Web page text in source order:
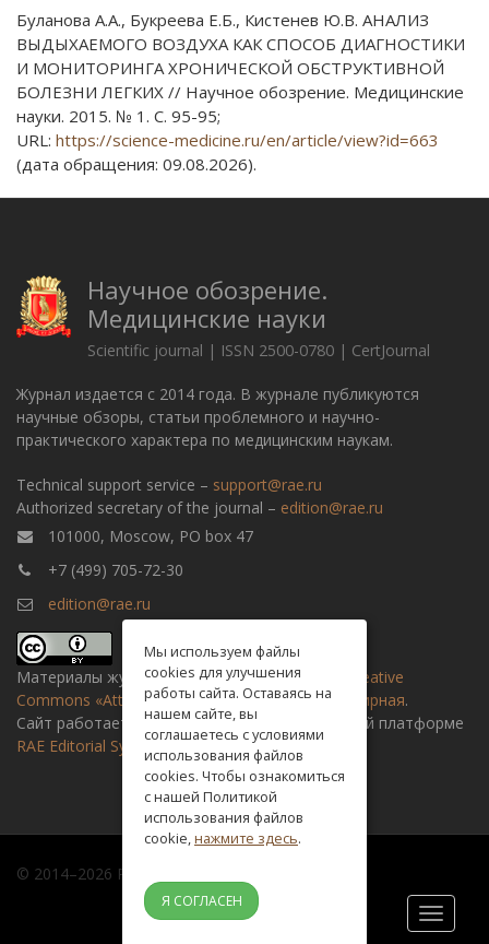
Буланова А.А., Букреева Е.Б., Кистенев Ю.В. АНАЛИЗ
ВЫДЫХАЕМОГО ВОЗДУХА КАК СПОСОБ ДИАГНОСТИКИ
И МОНИТОРИНГА ХРОНИЧЕСКОЙ ОБСТРУКТИВНОЙ
БОЛЕЗНИ ЛЕГКИХ // Научное обозрение. Медицинские
науки. 2015. № 1. С. 95-95;
URL: https://science-medicine.ru/en/article/view?id=663
(дата обращения: 09.08.2026).
Научное обозрение.
Медицинские науки
Scientific journal | ISSN 2500-0780 | CertJournal
Журнал издается с 2014 года. В журнале публикуются
научные обзоры, статьи проблемного и научно-
практического характера по медицинским наукам.
Technical support service – support@rae.ru
Authorized secretary of the journal – edition@rae.ru
101000, Moscow, PO box 47
+7 (499) 705-72-30
edition@rae.ru
Материалы журнала доступны полицензии Creative
Commons «Attribution» («Атрибуция») 4.0 Всемирная.
Сайт работает на универсальной издательской платформе
RAE Editorial System
© 2014–2026 Russian academy of natural history
Toggle
Мы используем файлы
cookies для улучшения
работы сайта. Оставаясь на
нашем сайте, вы
соглашаетесь с условиями
использования файлов
cookies. Чтобы ознакомиться
с нашей Политикой
использования файлов
cookie,нажмите здесь.
Я СОГЛАСЕН